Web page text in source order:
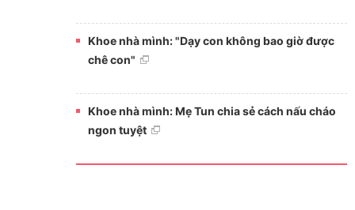
Khoe nhà mình: "Dạy con không bao giờ được
chê con"
Khoe nhà mình: Mẹ Tun chia sẻ cách nấu cháo
ngon tuyệt